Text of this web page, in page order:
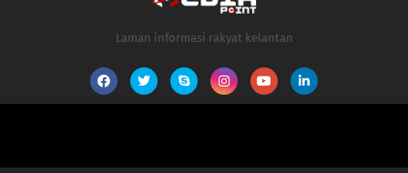
Laman informasi rakyat kelantan